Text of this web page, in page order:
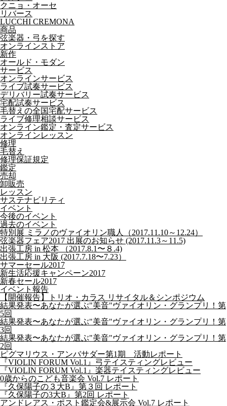
クニョ・オーセ
リバース
LUCCHI CREMONA
商品
弦楽器・弓を探す
オンラインストア
新作
オールド・モダン
サービス
オンラインサービス
ライブ試奏サービス
デリバリー試奏サービス
宅配試奏サービス
毛替えの全国宅配サービス
ライブ修理相談サービス
オンライン鑑定・査定サービス
オンラインレッスン
修理
毛替え
修理保証規定
鑑定
売却
卸販売
レッスン
サステナビリティ
イベント
今後のイベント
過去のイベント
特別展 ミラノのヴァイオリン職人（2017.11.10～12.24）
弦楽器フェア2017 出展のお知らせ (2017.11.3～11.5)
出張工房 in 松本 （2017.8.1〜８.4)
出張工房 in 大阪 (2017.7.18〜7.23）
サマーセール2017
新生活応援キャンペーン2017
新春セール2017
イベント報告
【開催報告】トリオ・カラス リサイタル＆シンポジウム
結果発表〜あなたが選ぶ"美音"ヴァイオリン・グランプリ！第
5回
結果発表〜あなたが選ぶ"美音"ヴァイオリン・グランプリ！第
3回
結果発表〜あなたが選ぶ"美音"ヴァイオリン・グランプリ！第
2回
ピグマリウス・アンバサダー第1期 活動レポート
『VIOLIN FORUM Vol.1』弓テイスティングレビュー
『VIOLIN FORUM Vol.1』楽器テイスティングレビュー
0歳からのこども音楽会 Vol.7 レポート
『久保陽子の３大B』第３回 レポート
『久保陽子の3大B』第2回 レポート
アンドレアス・ポスト鑑定会&展示会 Vol.7 レポート